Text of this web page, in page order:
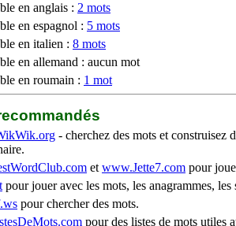
en anglais : 2 mots
en espagnol : 5 mots
en italien : 8 mots
en allemand : aucun mot
en roumain : 1 mot
- cherchez des mots et construisez
et www.Jette7.com pour
pour jouer avec les mots, les anagrammes,
pour chercher des mots.
pour des listes de mots utiles